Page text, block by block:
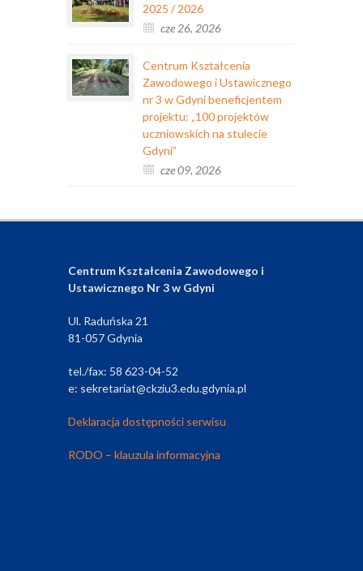
2025 / 2026
cze 26, 2026
Centrum Kształcenia
Zawodowego i Ustawicznego
nr 3 w Gdyni beneficjentem
projektu: „100 projektów
uczniowskich na stulecie
Gdyni”
cze 09, 2026
Centrum Kształcenia Zawodowego i
Ustawicznego Nr 3 w Gdyni
Ul. Raduńska 21
81-057 Gdynia
tel./fax: 58 623-04-52
e: sekretariat@ckziu3.edu.gdynia.pl
Deklaracja dostępności serwisu
RODO – klauzula informacyjna